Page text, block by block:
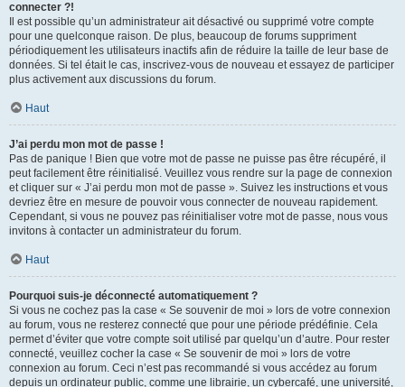
connecter ?!
Il est possible qu’un administrateur ait désactivé ou supprimé votre compte
pour une quelconque raison. De plus, beaucoup de forums suppriment
périodiquement les utilisateurs inactifs afin de réduire la taille de leur base de
données. Si tel était le cas, inscrivez-vous de nouveau et essayez de participer
plus activement aux discussions du forum.
Haut
J’ai perdu mon mot de passe !
Pas de panique ! Bien que votre mot de passe ne puisse pas être récupéré, il
peut facilement être réinitialisé. Veuillez vous rendre sur la page de connexion
et cliquer sur « J’ai perdu mon mot de passe ». Suivez les instructions et vous
devriez être en mesure de pouvoir vous connecter de nouveau rapidement.
Cependant, si vous ne pouvez pas réinitialiser votre mot de passe, nous vous
invitons à contacter un administrateur du forum.
Haut
Pourquoi suis-je déconnecté automatiquement ?
Si vous ne cochez pas la case « Se souvenir de moi » lors de votre connexion
au forum, vous ne resterez connecté que pour une période prédéfinie. Cela
permet d’éviter que votre compte soit utilisé par quelqu’un d’autre. Pour rester
connecté, veuillez cocher la case « Se souvenir de moi » lors de votre
connexion au forum. Ceci n’est pas recommandé si vous accédez au forum
depuis un ordinateur public, comme une librairie, un cybercafé, une université,